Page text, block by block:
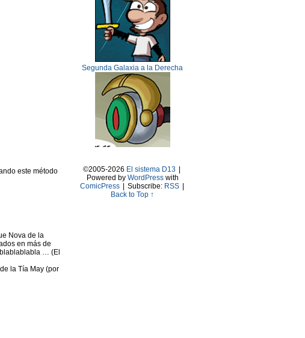
este método
Nova de la
en más de
… (El
la Tía May (por
Segunda Galaxia a la Derecha
©2005-2026 El sistema D13
Powered by WordPresswith
ComicPress
Subscribe: RSS
Back to Top ↑